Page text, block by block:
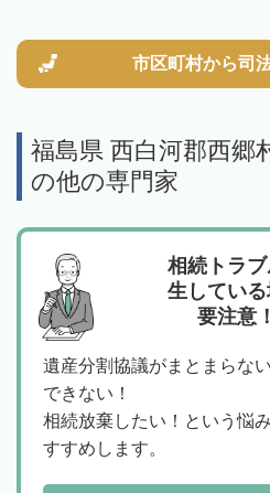
市区町村から司
福島県 西白河郡西郷
の他の専門家
相続トラ
生してい
要注意
遺産分割協議がまとまらな
できない！
相続放棄したい！という悩
すすめします。